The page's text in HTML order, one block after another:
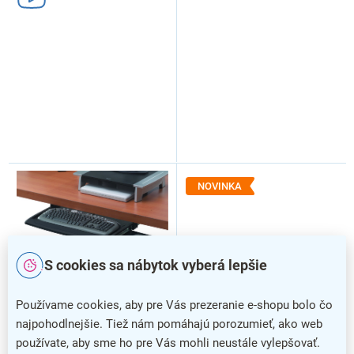
S cookies sa nábytok vyberá lepšie
Používame cookies, aby pre Vás prezeranie e-shopu bolo čo
najpohodlnejšie. Tiež nám pomáhajú porozumieť, ako web
používate, aby sme ho pre Vás mohli neustále vylepšovať.
Zásuvka na klávesnicu
NOVINKA
Výsuvná doska na